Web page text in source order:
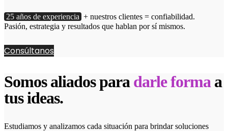
25 años de experiencia + nuestros clientes = confiabilidad.
Pasión, estrategia y resultados que hablan por sí mismos.
Consúltanos
Somos aliados para darle forma a
tus ideas.
Estudiamos y analizamos cada situación para brindar soluciones